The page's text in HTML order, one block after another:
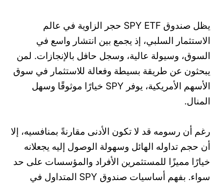
يظل صندوق SPY ETF حجر الزاوية في عالم
الاستثمار السلبي، إذ يجمع بين انتشار واسع في
السوق، وسيولة عالية، وسجل حافل بالإنجازات. لمن
يبحثون عن طريقة بسيطة وفعالة للاستثمار في سوق
الأسهم الأمريكية، يوفر SPY خيارًا موثوقًا وسهل
المنال.
رغم أن رسومه قد لا تكون الأدنى مقارنةً بمنافسيه، إلا
أن حجم تداوله الهائل وسهولة الوصول إليه يجعلانه
خيارًا مميزًا للمستثمرين الأفراد والمؤسسات على حد
سواء. بفهم أساسيات صندوق SPY المتداول في